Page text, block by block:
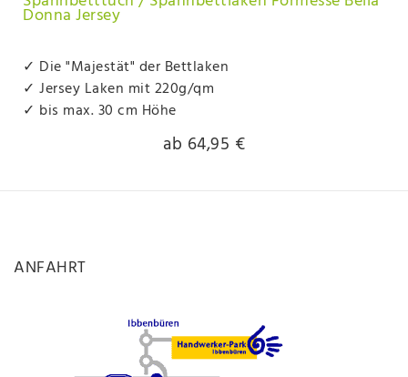
Donna Jersey
✓ Die "Majestät" der Bettlaken
✓ Jersey Laken mit 220g/qm
✓ bis max. 30 cm Höhe
ab 64,95 €
ANFAHRT